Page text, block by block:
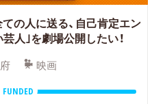
の人に送る、自己肯定エン
人｣を劇場公開したい！
映画
FUNDED